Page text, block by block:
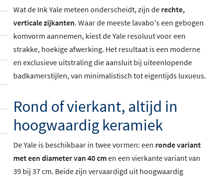
Wat de Ink Yale meteen onderscheidt, zijn de rechte,
verticale zijkanten. Waar de meeste lavabo's een gebogen
komvorm aannemen, kiest de Yale resoluut voor een
strakke, hoekige afwerking. Het resultaat is een moderne
en exclusieve uitstraling die aansluit bij uiteenlopende
badkamerstijlen, van minimalistisch tot eigentijds luxueus.
Rond of vierkant, altijd in
hoogwaardig keramiek
De Yale is beschikbaar in twee vormen: een ronde variant
met een diameter van 40 cmen een vierkante variant van
39 bij 37 cm. Beide zijn vervaardigd uit hoogwaardig